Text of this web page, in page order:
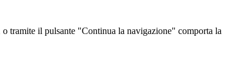
tramite il pulsante "Continua la navigazione" comporta la